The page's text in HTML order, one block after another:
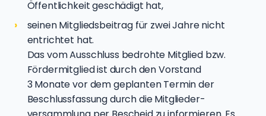
Öffentlichkeit geschädigt hat,
seinen Mitgliedsbeitrag für zwei Jahre nicht
entrichtet hat.
Das vom Ausschluss bedrohte Mitglied bzw.
Fördermitglied ist durch den Vorstand
3 Monate vor dem geplanten Termin der
Beschlussfassung durch die Mitglieder-